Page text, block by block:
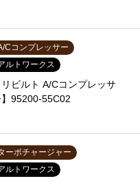
Cコンプレッサー
ルトワークス
リビルト A/Cコンプレッサ
】95200-55C02
ーボチャージャー
ルトワークス